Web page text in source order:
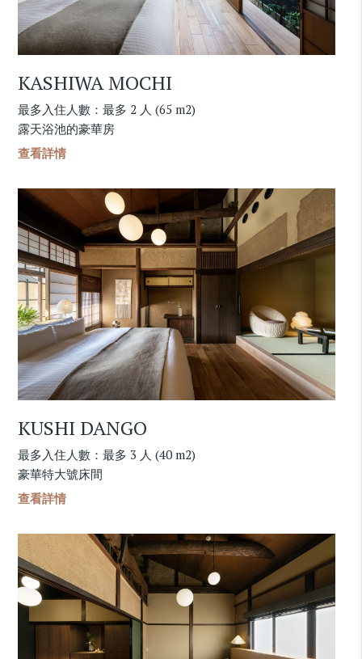
KASHIWA MOCHI
最多入住人數：最多 2 人 (65 m2)
露天浴池的豪華房
查看詳情
KUSHI DANGO
最多入住人數：最多 3 人 (40 m2)
豪華特大號床間
查看詳情